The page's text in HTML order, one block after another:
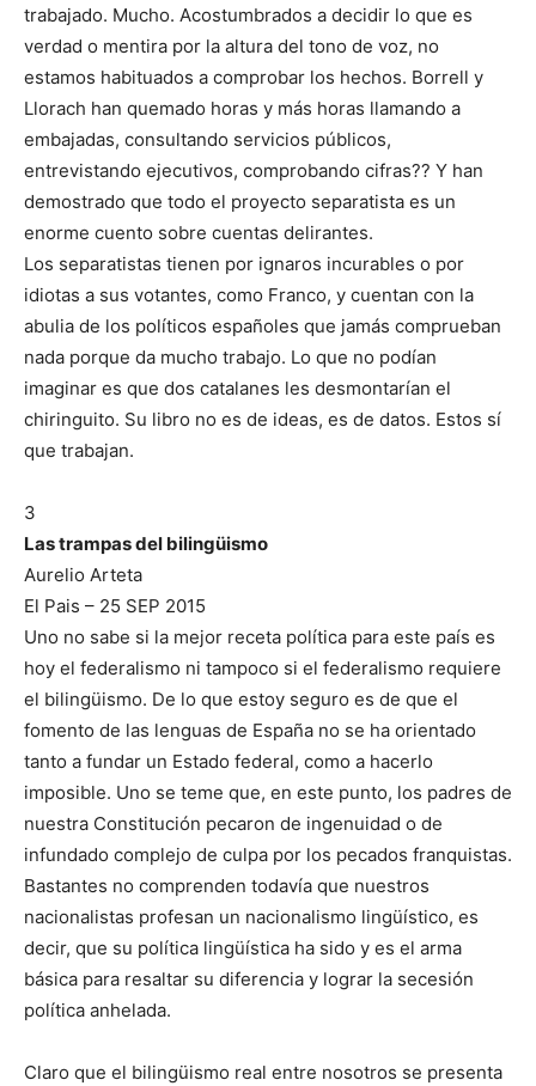
trabajado. Mucho. Acostumbrados a decidir lo que es
verdad o mentira por la altura del tono de voz, no
estamos habituados a comprobar los hechos. Borrell y
Llorach han quemado horas y más horas llamando a
embajadas, consultando servicios públicos,
entrevistando ejecutivos, comprobando cifras?? Y han
demostrado que todo el proyecto separatista es un
enorme cuento sobre cuentas delirantes.
Los separatistas tienen por ignaros incurables o por
idiotas a sus votantes, como Franco, y cuentan con la
abulia de los políticos españoles que jamás comprueban
nada porque da mucho trabajo. Lo que no podían
imaginar es que dos catalanes les desmontarían el
chiringuito. Su libro no es de ideas, es de datos. Estos sí
que trabajan.
3
Las trampas del bilingüismo
Aurelio Arteta
El Pais – 25 SEP 2015
Uno no sabe si la mejor receta política para este país es
hoy el federalismo ni tampoco si el federalismo requiere
el bilingüismo. De lo que estoy seguro es de que el
fomento de las lenguas de España no se ha orientado
tanto a fundar un Estado federal, como a hacerlo
imposible. Uno se teme que, en este punto, los padres de
nuestra Constitución pecaron de ingenuidad o de
infundado complejo de culpa por los pecados franquistas.
Bastantes no comprenden todavía que nuestros
nacionalistas profesan un nacionalismo lingüístico, es
decir, que su política lingüística ha sido y es el arma
básica para resaltar su diferencia y lograr la secesión
política anhelada.
Claro que el bilingüismo real entre nosotros se presenta